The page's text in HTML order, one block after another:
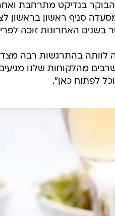
בנדיקט מתרחבת
סניף ראשון בראשון
האחרונות זוכה
בהתרגשות רבה מצד
מהלקוחות שלנו
לפתוח כאן".